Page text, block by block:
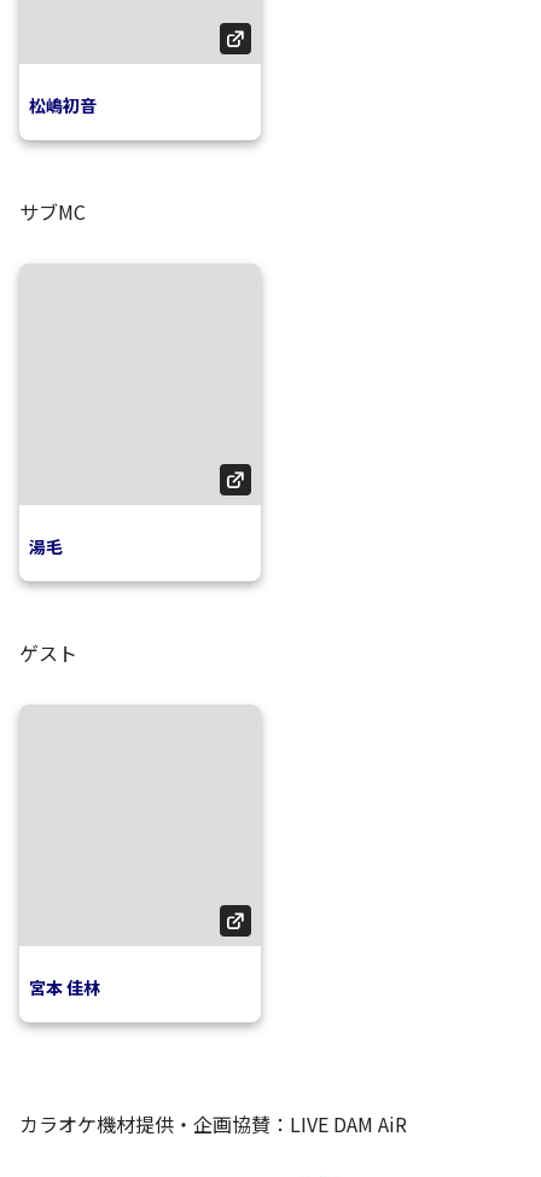
松嶋初音
サブMC
湯毛
ゲスト
宮本 佳林
カラオケ機材提供・企画協賛：LIVE DAM AiR